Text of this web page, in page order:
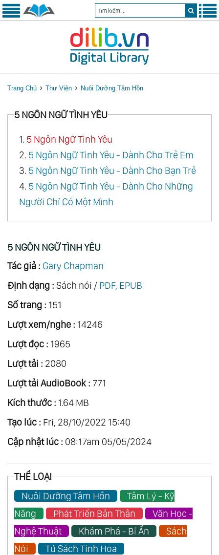
Trang Chủ Thư Viện Nuôi Dưỡng Tâm Hồn
5 NGÔN NGỮ TÌNH YÊU
1. 5 Ngôn Ngữ Tình Yêu
2. 5 Ngôn Ngữ Tình Yêu - Dành Cho Trẻ Em
3. 5 Ngôn Ngữ Tình Yêu - Dành Cho Bạn Trẻ
4. 5 Ngôn Ngữ Tình Yêu - Dành Cho Những
Người Chỉ Có Một Mình
5 NGÔN NGỮ TÌNH YÊU
Tác giả : Gary Chapman
Định dạng : Sách nói / PDF, EPUB
Số trang : 151
Lượt xem/nghe : 14246
Lượt đọc : 1965
Lượt tải : 2080
Lượt tải AudioBook : 771
Kích thước : 1.64 MB
Tạo lúc : Fri, 28/10/2022 15:40
Cập nhật lúc : 08:17am 05/05/2024
THỂ LOẠI
Nuôi Dưỡng Tâm Hồn
Tâm Lý - Kỹ
Năng
Phát Triển Bản Thân
Văn Học -
Nghệ Thuật
Khám Phá - Bí Ẩn
Sách
Nói
Tủ Sách Tinh Hoa